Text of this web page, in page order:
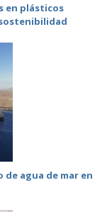
en plásticos
agua de mar en